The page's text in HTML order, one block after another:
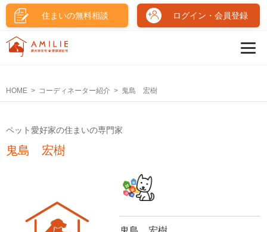
住まいの無料相談 ログイン・会員登録
HOME コーディネーター紹介 鬼島 宏樹
ペット愛好家の住まいの専門家
鬼島 宏樹